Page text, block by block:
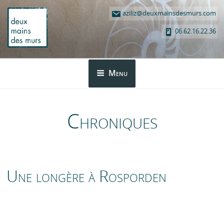
Aller
contenu
principal
DEUX MAINS DES MURS
aziliz@deuxmainsdesmurs.com
06.62.16.22.36
Menu
Chroniques
Une longère à Rosporden